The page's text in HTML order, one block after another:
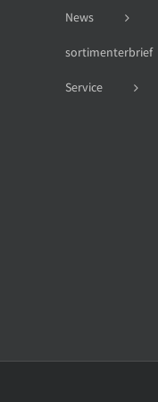
News
sortimenterbrief
Service